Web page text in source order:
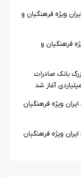
ویژه فرهنگیان و
فرهنگیان و
بانک صادرات
آغاز شد
ویژه فرهنگیان
ویژه فرهنگیان